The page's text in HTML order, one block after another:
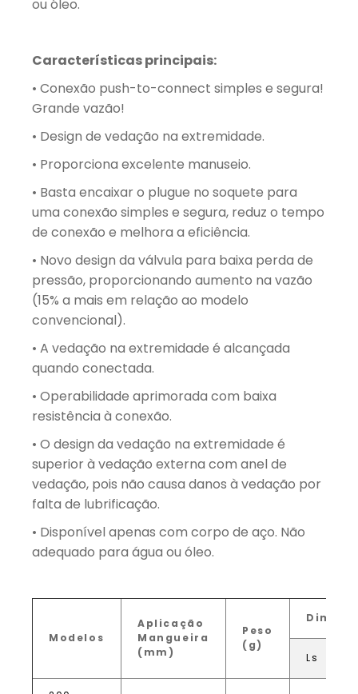
ou óleo.
Características principais:
• Conexão push-to-connect simples e segura!
Grande vazão!
• Design de vedação na extremidade.
• Proporciona excelente manuseio.
• Basta encaixar o plugue no soquete para
uma conexão simples e segura, reduz o tempo
de conexão e melhora a eficiência.
• ​​Novo design da válvula para baixa perda de
pressão, proporcionando aumento na vazão
(15% a mais em relação ao modelo
convencional).
• A vedação na extremidade é alcançada
quando conectada.
• Operabilidade aprimorada com baixa
resistência à conexão.
• O design da vedação na extremidade é
superior à vedação externa com anel de
vedação, pois não causa danos à vedação por
falta de lubrificação.
• Disponível apenas com corpo de aço. Não
adequado para água ou óleo.
Modelos
Aplicação
Mangueira
(mm)
Peso
(g)
Ls